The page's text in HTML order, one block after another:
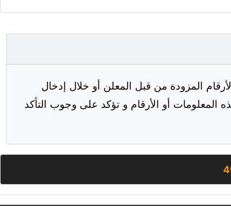
المزودة من قبل المعلن أو خلال إدخال
المعلومات أو الأرقام و تؤكد على وجوب التأكد